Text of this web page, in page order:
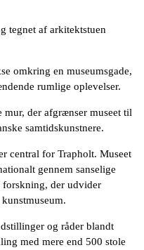
tegnet af arkitektstuen
omkring en museumsgade,
rumlige oplevelser.
der afgrænser museet til
samtidskunstnere.
central for Trapholt. Museet
gennem sanselige
forskning, der udvider
og råder blandt
med mere end 500 stole